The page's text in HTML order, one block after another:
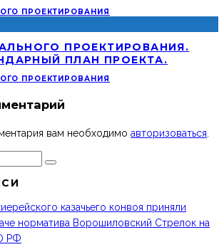
ПРОЕКТИРОВАНИЯ
ПРОЕКТИРОВАНИЯ.
ПЛАН ПРОЕКТА.
ПРОЕКТИРОВАНИЯ
вам необходимо авторизоваться
казачьего конвоя приняли
норматива Ворошиловский Стрелок на
РФ